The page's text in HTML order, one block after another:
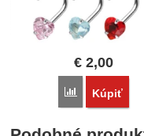
€ 2,00
Porovnať
Kúpiť